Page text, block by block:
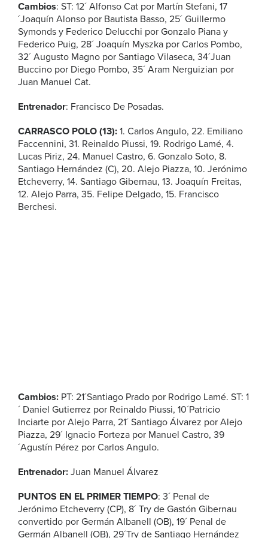
Cambios: ST: 12´ Alfonso Cat por Martín Stefani, 17
´Joaquín Alonso por Bautista Basso, 25´ Guillermo
Symonds y Federico Delucchi por Gonzalo Piana y
Federico Puig, 28´ Joaquín Myszka por Carlos Pombo,
32´ Augusto Magno por Santiago Vilaseca, 34´Juan
Buccino por Diego Pombo, 35´ Aram Nerguizian por
Juan Manuel Cat.
Entrenador: Francisco De Posadas.
CARRASCO POLO (13): 1. Carlos Angulo, 22. Emiliano
Faccennini, 31. Reinaldo Piussi, 19. Rodrigo Lamé, 4.
Lucas Piriz, 24. Manuel Castro, 6. Gonzalo Soto, 8.
Santiago Hernández (C), 20. Alejo Piazza, 10. Jerónimo
Etcheverry, 14. Santiago Gibernau, 13. Joaquín Freitas,
12. Alejo Parra, 35. Felipe Delgado, 15. Francisco
Berchesi.
Cambios: PT: 21´Santiago Prado por Rodrigo Lamé. ST: 1
´ Daniel Gutierrez por Reinaldo Piussi, 10´Patricio
Inciarte por Alejo Parra, 21´ Santiago Álvarez por Alejo
Piazza, 29´ Ignacio Forteza por Manuel Castro, 39
´Agustín Pérez por Carlos Angulo.
Entrenador: Juan Manuel Álvarez
PUNTOS EN EL PRIMER TIEMPO: 3´ Penal de
Jerónimo Etcheverry (CP), 8´ Try de Gastón Gibernau
convertido por Germán Albanell (OB), 19´ Penal de
Germán Albanell (OB), 29´Try de Santiago Hernández